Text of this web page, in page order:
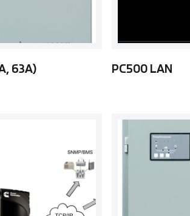
63A) PC500 LAN